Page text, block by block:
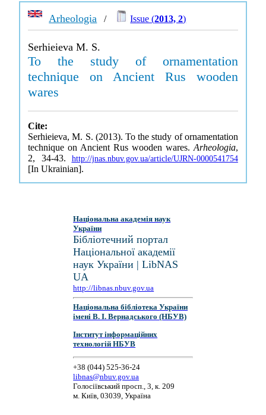
Arheologia / Issue (2013, 2)
Serhieieva M. S.
To the study of ornamentation
technique on Ancient Rus wooden
wares
Cite:
Serhieieva, M. S. (2013). To the study of ornamentation
technique on Ancient Rus wooden wares. Arheologia,
2, 34-43. http://jnas.nbuv.gov.ua/article/UJRN-0000541754
[In Ukrainian].
Національна академія наук
України
Бібліотечний портал
Національної академії
наук України | LibNAS
UA
http://libnas.nbuv.gov.ua
Національна бібліотека України
імені В. І. Вернадського (НБУВ)
Інститут інформаційних
технологій НБУВ
+38 (044) 525-36-24
libnas@nbuv.gov.ua
Голосіївський просп., 3, к. 209
м. Київ, 03039, Україна